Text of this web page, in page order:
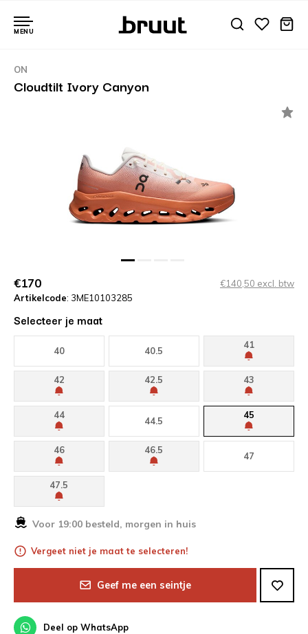
MENU
ON
Cloudtilt Ivory Canyon
€170
€140,50 excl. btw
Artikelcode: 3ME10103285
Selecteer je maat
40 40.5
41
42 42.5 43
44
44.5
45
46 46.5
47
47.5
Voor 19:00 besteld, morgen in huis
Vergeet niet je maat te selecteren!
Geef me een seintje
Deel op WhatsApp